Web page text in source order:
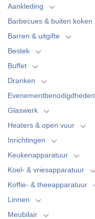
Aankleding
Barbecues & buiten koken
Barren & uitgifte
Bestek
Buffet
Dranken
Evenementbenodigdheden
Glaswerk
Heaters & open vuur
Inrichtingen
Keukenapparatuur
Koel- & vriesapparatuur
Koffie- & theeapparatuur
Linnen
Meubilair